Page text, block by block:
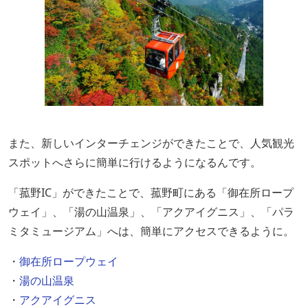
また、新しいインターチェンジができたことで、人気観光
スポットへさらに簡単に行けるようになるんです。
「菰野IC」ができたことで、菰野町にある「御在所ロープ
ウェイ」、「湯の山温泉」、「アクアイグニス」、「パラ
ミタミュージアム」へは、簡単にアクセスできるように。
・ 御在所ロープウェイ
・ 湯の山温泉
・ アクアイグニス